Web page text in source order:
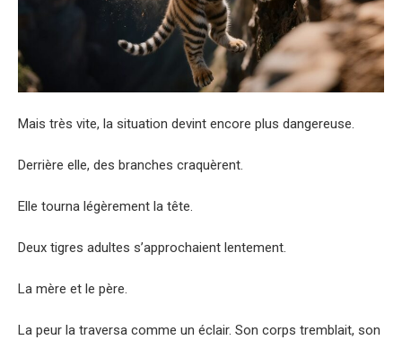
Mais très vite, la situation devint encore plus dangereuse.
Derrière elle, des branches craquèrent.
Elle tourna légèrement la tête.
Deux tigres adultes s’approchaient lentement.
La mère et le père.
La peur la traversa comme un éclair. Son corps tremblait, son